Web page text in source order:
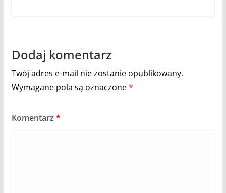
Dodaj komentarz
Twój adres e-mail nie zostanie opublikowany.
Wymagane pola są oznaczone*
Komentarz *